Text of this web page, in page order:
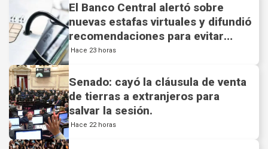
El Banco Central alertó sobre
nuevas estafas virtuales y difundió
recomendaciones para evitar
fraudes.
Hace 23 horas
Senado: cayó la cláusula de venta
de tierras a extranjeros para
salvar la sesión.
Hace 22 horas